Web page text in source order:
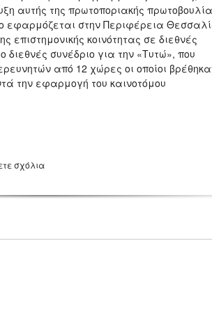
αυτής της πρωτοποριακής
εφαρμόζεται στην Περιφέρεια
επιστημονικής κοινότητας σε διεθνές
συνέδριο για την «Τυτώ», που
από 12 χώρες οι οποίοι
την εφαρμογή του καινοτόμου
σχόλια